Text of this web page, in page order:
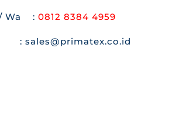
Wa : 0812 8384 4959
sales@primatex.co.id